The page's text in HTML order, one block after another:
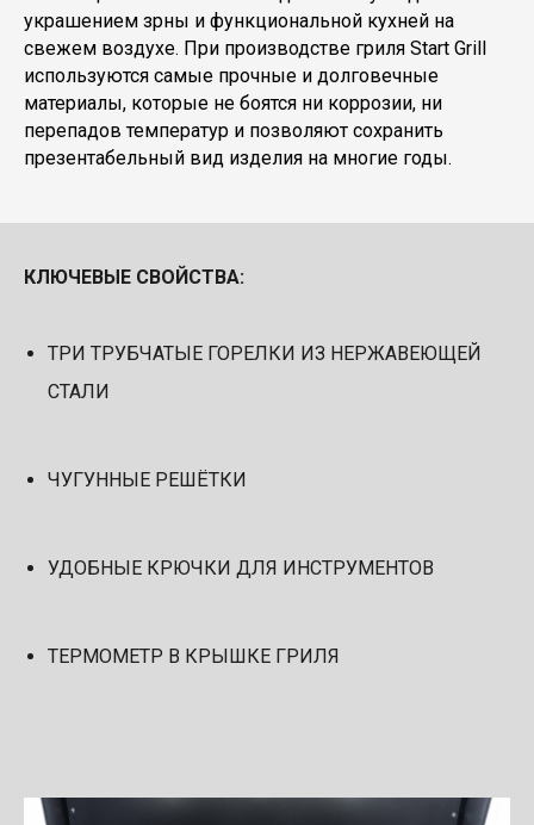
украшением зрны и функциональной кухней на
свежем воздухе. При производстве гриля Start Grill
используются самые прочные и долговечные
материалы, которые не боятся ни коррозии, ни
перепадов температур и позволяют сохранить
презентабельный вид изделия на многие годы.
КЛЮЧЕВЫЕ СВОЙСТВА:
ТРИ ТРУБЧАТЫЕ ГОРЕЛКИ ИЗ НЕРЖАВЕЮЩЕЙ
СТАЛИ
ЧУГУННЫЕ РЕШЁТКИ
УДОБНЫЕ КРЮЧКИ ДЛЯ ИНСТРУМЕНТОВ
ТЕРМОМЕТР В КРЫШКЕ ГРИЛЯ